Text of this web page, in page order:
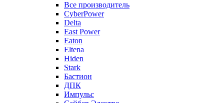
Все производитель
CyberPower
Delta
East Power
Eaton
Eltena
Hiden
Stark
Бастион
ДПК
Импульс